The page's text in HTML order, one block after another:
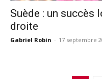
Suède : un succès
droite
Gabriel Robin - 17 septembre